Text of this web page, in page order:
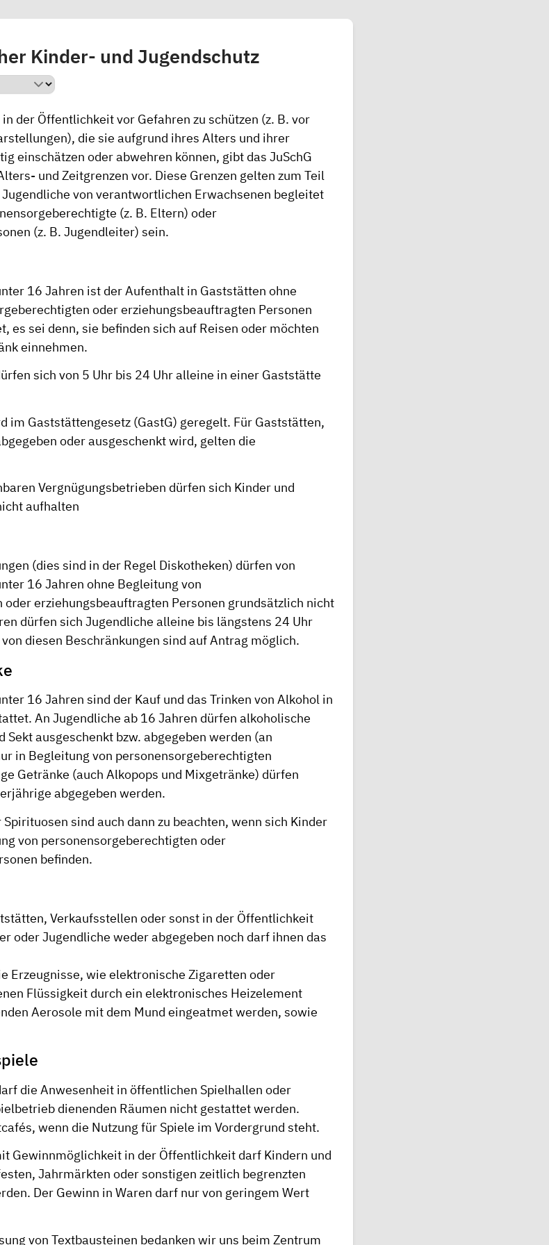
Kinder- und Jugendschutz
der Öffentlichkeit vor Gefahren zu schützen (z. B. vor
die sie aufgrund ihres Alters und ihrer
einschätzen oder abwehren können, gibt das JuSchG
und Zeitgrenzen vor. Diese Grenzen gelten zum Teil
von verantwortlichen Erwachsenen begleitet
(z. B. Eltern) oder
(z. B. Jugendleiter) sein.
16 Jahren ist der Aufenthalt in Gaststätten ohne
oder erziehungsbeauftragten Personen
es sei denn, sie befinden sich auf Reisen oder möchten
einnehmen.
sich von 5 Uhr bis 24 Uhr alleine in einer Gaststätte
im Gaststättengesetz (GastG) geregelt. Für Gaststätten,
oder ausgeschenkt wird, gelten die
Vergnügungsbetrieben dürfen sich Kinder und
aufhalten
(dies sind in der Regel Diskotheken) dürfen von
16 Jahren ohne Begleitung von
erziehungsbeauftragten Personen grundsätzlich nicht
dürfen sich Jugendliche alleine bis längstens 24 Uhr
diesen Beschränkungen sind auf Antrag möglich.
16 Jahren sind der Kauf und das Trinken von Alkohol in
An Jugendliche ab 16 Jahren dürfen alkoholische
Sekt ausgeschenkt bzw. abgegeben werden (an
in Begleitung von personensorgeberechtigten
Getränke (auch Alkopops und Mixgetränke) dürfen
abgegeben werden.
sind auch dann zu beachten, wenn sich Kinder
von personensorgeberechtigten oder
befinden.
Verkaufsstellen oder sonst in der Öffentlichkeit
oder Jugendliche weder abgegeben noch darf ihnen das
Erzeugnisse, wie elektronische Zigaretten oder
Flüssigkeit durch ein elektronisches Heizelement
Aerosole mit dem Mund eingeatmet werden, sowie
die Anwesenheit in öffentlichen Spielhallen oder
dienenden Räumen nicht gestattet werden.
wenn die Nutzung für Spiele im Vordergrund steht.
Gewinnmöglichkeit in der Öffentlichkeit darf Kindern und
Jahrmärkten oder sonstigen zeitlich begrenzten
Der Gewinn in Waren darf nur von geringem Wert
von Textbausteinen bedanken wir uns beim Zentrum